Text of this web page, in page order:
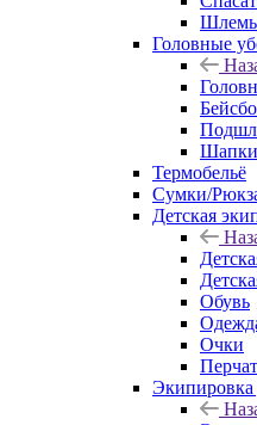
Шлемы
Головные
Шапки
Термобельё
Сумки/
Детская
Обувь
Очки
Экипировка